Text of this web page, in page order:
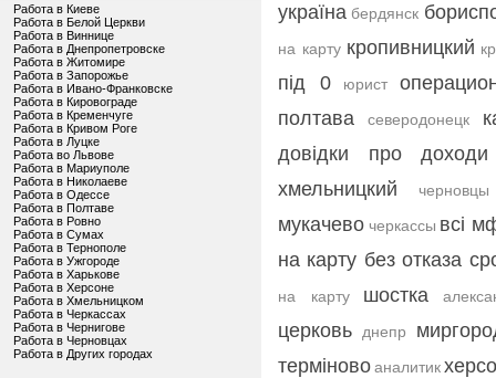
Работа в Киеве
Работа в Белой Церкви
Работа в Виннице
Работа в Днепропетровске
Работа в Житомире
Работа в Запорожье
Работа в Ивано-Франковске
Работа в Кировограде
Работа в Кременчуге
Работа в Кривом Роге
Работа в Луцке
Работа во Львове
Работа в Мариуполе
Работа в Николаеве
Работа в Одессе
Работа в Полтаве
Работа в Ровно
Работа в Сумах
Работа в Тернополе
Работа в Ужгороде
Работа в Харькове
Работа в Херсоне
Работа в Хмельницком
Работа в Черкассах
Работа в Чернигове
Работа в Черновцах
Работа в Других городах
україна бердянск
на карту кропивницкий
під 0 юрист
полтава
северодонецк
довідки про доходи
хмельницкий
черновцы
мукачево черкассы всі
на карту без отказа
на карту шостка
церковь днепр
терміновоаналитик